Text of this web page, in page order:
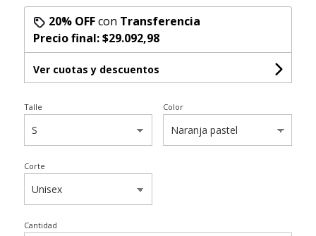
20% OFFcon Transferencia
Precio final:$29.092,98
Ver cuotas y descuentos
Talle Color
Corte
Cantidad